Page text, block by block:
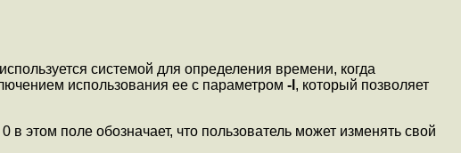
системой для определения времени, когда
использования ее с параметром -l , который позволяет
этом поле обозначает, что пользователь может изменять свой